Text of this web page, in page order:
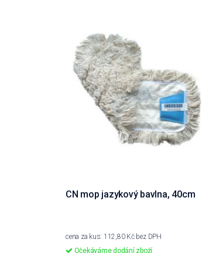
CN mop jazykový bavlna, 40cm
cena za kus: 112,80 Kč bez DPH
Očekáváme dodání zboží